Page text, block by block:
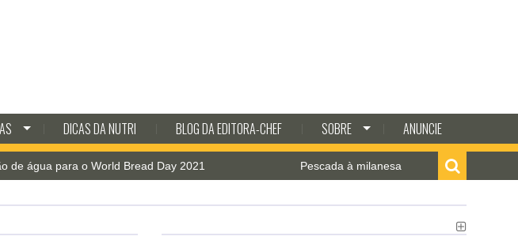
DICAS DA NUTRI BLOG DA EDITORA-CHEF SOBRE
ANUNCIE
para o World Bread Day 2021
Pescada à milanesa com molho de camarão